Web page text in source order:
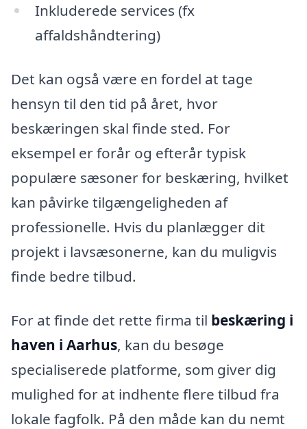
Inkluderede services (fx
affaldshåndtering)
Det kan også være en fordel at tage
hensyn til den tid på året, hvor
beskæringen skal finde sted. For
eksempel er forår og efterår typisk
populære sæsoner for beskæring, hvilket
kan påvirke tilgængeligheden af
professionelle. Hvis du planlægger dit
projekt i lavsæsonerne, kan du muligvis
finde bedre tilbud.
For at finde det rette firma til beskæring i
haven i Aarhus, kan du besøge
specialiserede platforme, som giver dig
mulighed for at indhente flere tilbud fra
lokale fagfolk. På den måde kan du nemt